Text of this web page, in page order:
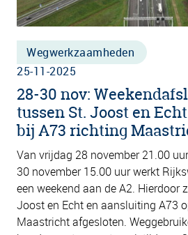
Wegwerkzaamheden
25-11-2025
28-30 nov:
tussen St. Joost en
bij A73 richting
Van vrijdag 28 november 21.00
30 november 15.00 uur werkt
een weekend aan de A2. Hierdoor
Joost en Echt en aansluiting A73
Maastricht afgesloten.